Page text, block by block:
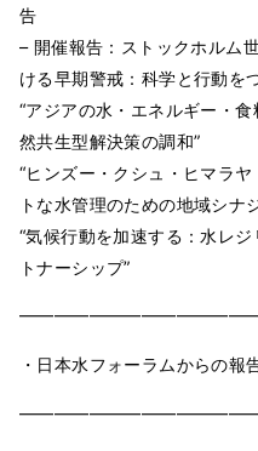
告
– 開催報告：ストックホルム
ける早期警戒：科学と行動を
“アジアの水・エネルギー・
然共生型解決策の調和”
“ヒンズー・クシュ・ヒマラ
トな水管理のための地域シナ
“気候行動を加速する：水レ
トナーシップ”
・日本水フォーラムからの報